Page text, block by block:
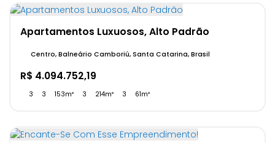
Apartamentos Luxuosos, Alto Padrão
R$ 4.094.752,19
Centro, Balneário Camboriú, Santa Catarina, Brasil
3 3 153m² 3 214m² 3 61m²